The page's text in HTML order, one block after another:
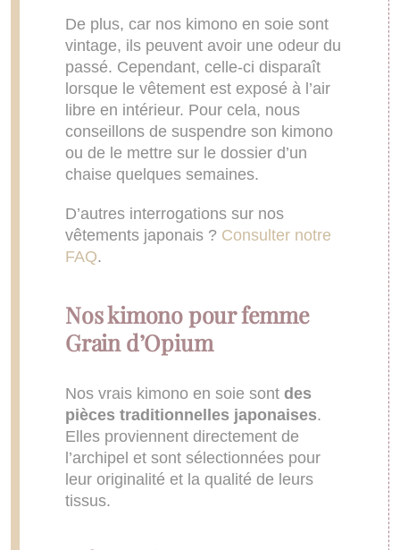
De plus, car nos kimono en soie sont
vintage, ils peuvent avoir une odeur du
passé. Cependant, celle-ci disparaît
lorsque le vêtement est exposé à l’air
libre en intérieur. Pour cela, nous
conseillons de suspendre son kimono
ou de le mettre sur le dossier d’un
chaise quelques semaines.
D’autres interrogations sur nos
vêtements japonais ? Consulter notre
FAQ.
Nos kimono pour femme
Grain d’Opium
Nos vrais kimono en soie sont des
pièces traditionnelles japonaises.
Elles proviennent directement de
l’archipel et sont sélectionnées pour
leur originalité et la qualité de leurs
tissus.